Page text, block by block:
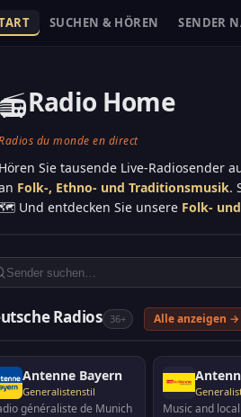
SUCHEN & HÖREN SENDER
📻Radio Home
du monde en direct
Hören Sie tausende Live-Radiosender
Folk-, Ethno- und Traditionsmusik.
Und entdecken Sie unsere Folk-
Radios 36+ Alle anzeigen →
Antenne Bayern
Generalistenstil
généraliste de Munich Music and